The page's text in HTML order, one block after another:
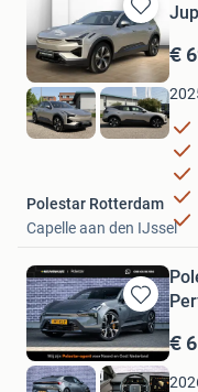
Bewaren
in
Mijn
Favorieten
€
Polestar Rotterdam
Capelle aan den IJssel
Bewaren
in
Mijn
Favorieten
€